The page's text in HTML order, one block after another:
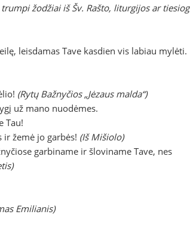
žodžiai iš Šv. Rašto, liturgijos ar tiesiog
leisdamas Tave kasdien vis labiau mylėti.
(Rytų Bažnyčios „Jėzaus malda“)
už mano nuodėmes.
Tau!
ir žemė jo garbės! (Iš Mišiolo)
garbiname ir šloviname Tave, nes
Emilianis)